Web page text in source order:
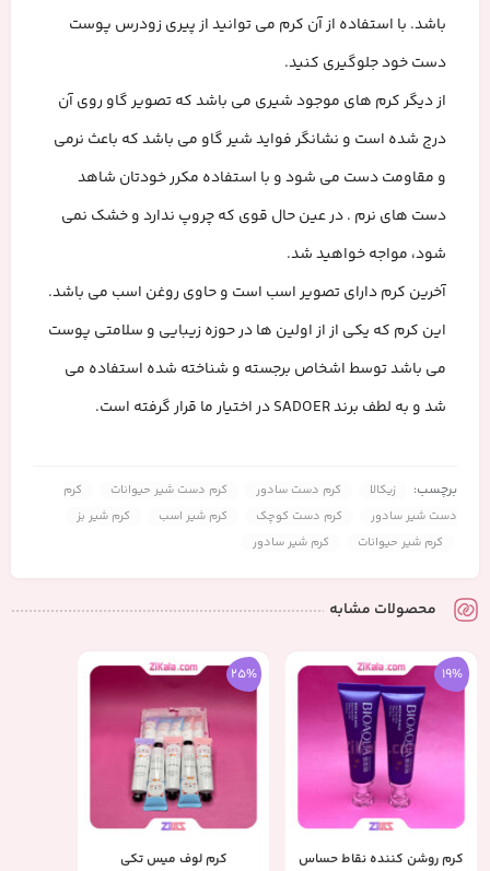
باشد. با استفاده از آن کرم می توانید از پیری زودرس پوست
دست خود جلوگیری کنید.
از دیگر کرم های موجود شیری می باشد که تصویر گاو روی آن
درج شده است و نشانگر فواید شیر گاو می باشد که باعث نرمی
و مقاومت دست می شود و با استفاده مکرر خودتان شاهد
دست های نرم . در عین حال قوی که چروپ ندارد و خشک نمی
شود، مواجه خواهید شد.
آخرین کرم دارای تصویر اسب است و حاوی روغن اسب می باشد.
این کرم که یکی از از اولین ها در حوزه زیبایی و سلامتی پوست
می باشد توسط اشخاص برجسته و شناخته شده استفاده می
شد و به لطف برند SADOER در اختیار ما قرار گرفته است.
برچسب: زیکالا کرم دست سادور کرم دست شیر حیوانات
کرم
دست شیر سادور
کرم دست کوچک کرم شیر اسب
کرم شیر بز
کرم شیر حیوانات
کرم شیر سادور
محصولات مشابه
19%
کرم روشن کننده نقاط حساس
25%
کرم لوف میس تکی